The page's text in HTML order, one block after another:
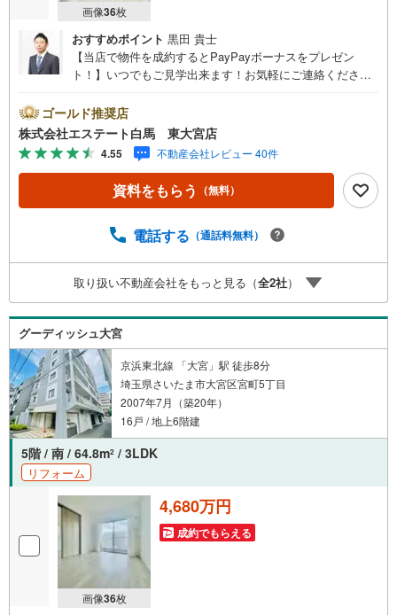
画像36枚
おすすめポイント 黒田 貴士
【当店で物件を成約するとPayPayボーナスをプレゼン
ト！】いつでもご見学出来ます！お気軽にご連絡くださ
来店しやすい店舗です。お気軽にお立ち寄り下さい。～人
気のリモート見学・リモート相談サービス～・小さいお子
様や家事で外出できない、天気が悪く外出したくない時・L
INEやZOOMなど無料のアプリですぐにご利用いただけま
す・リモート見学はスタッフがご興味ある物件の現地から
映像をお届けします・写真では伝わりにくい「空気感」や
しっかり確認できます・リモート相談は第三者による住宅
対1で・バーチャル背景でプライバシーも安心・忙しいパー
トナーに変わって予め確認も・別々の場所から家族みんな
で参加もできます・お気軽にご相談下さい～営業時間～9:3
0～18:30こちらのお時間でしたらお電話でのお問合せがス
ムーズですお気軽にお問合せください
ゴールド推奨店
株式会社エステート白馬 東大宮店
4.55 不動産会社レビュー 40件
資料をもらう （無料）
電話する （通話料無料）
取り扱い不動産会社をもっと見る（全2社）
グーディッシュ大宮
京浜東北線 「大宮」駅 徒歩8分
埼玉県さいたま市大宮区宮町5丁目
2007年7月（築20年）
16戸 / 地上6階建
5階 / 南 / 64.8m2 / 3LDK
リフォーム
画像36枚
4,680万円
成約でもらえる